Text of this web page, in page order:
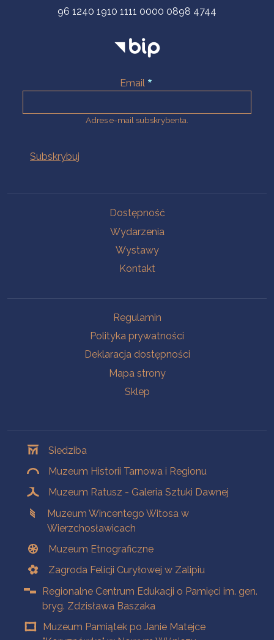
96 1240 1910 1111 0000 0898 4744
Email
Adres e-mail subskrybenta.
Dostępność
Wydarzenia
Wystawy
Kontakt
Regulamin
Polityka prywatności
Deklaracja dostępności
Mapa strony
Sklep
Siedziba
Muzeum Historii Tarnowa i Regionu
Muzeum Ratusz - Galeria Sztuki Dawnej
Muzeum Wincentego Witosa w
Wierzchosławicach
Muzeum Etnograficzne
Zagroda Felicji Curyłowej w Zalipiu
Regionalne Centrum Edukacji o Pamięci im. gen.
bryg. Zdzisława Baszaka
Muzeum Pamiątek po Janie Matejce